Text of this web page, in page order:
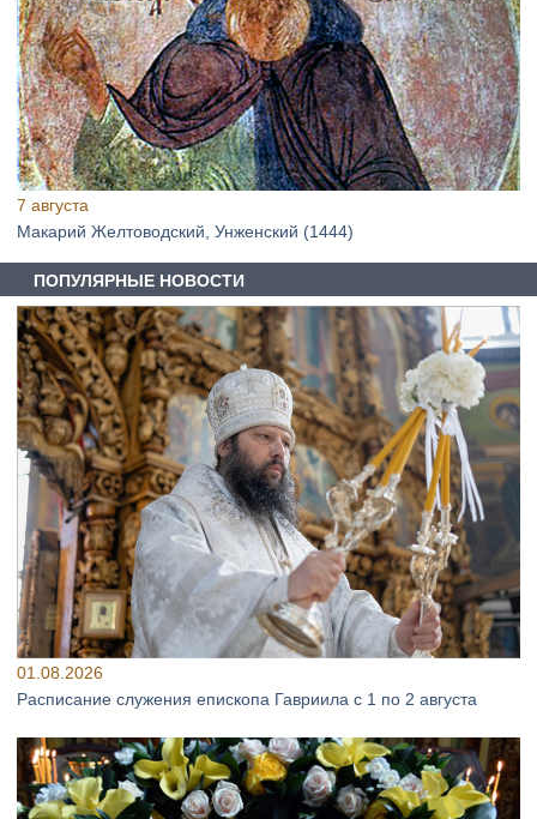
7 августа
Макарий Желтоводский, Унженский (1444)
ПОПУЛЯРНЫЕ НОВОСТИ
01.08.2026
Расписание служения епископа Гавриила с 1 по 2 августа